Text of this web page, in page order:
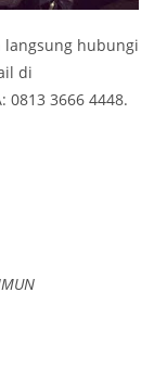
hubungi
di
0813 3666 4448.